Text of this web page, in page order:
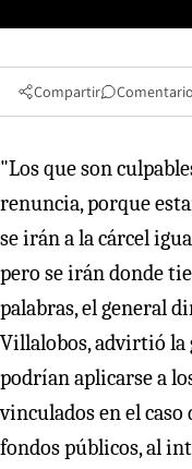
Compartir
"Los que son
renuncia, porque
se irán a la cárcel
pero se irán donde
palabras, el general
Villalobos, advirtió la
podrían aplicarse a
vinculados en el
fondos públicos, al